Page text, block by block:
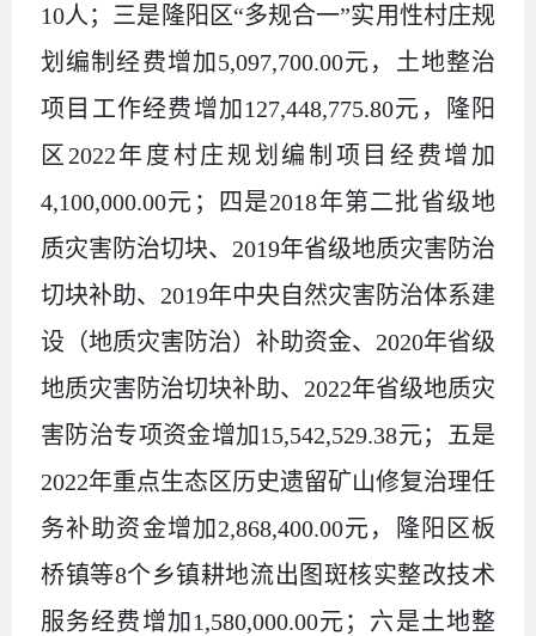
10人；三是隆阳区“多规合一”实用性村庄规
划编制经费增加5,097,700.00元，土地整治
项目工作经费增加127,448,775.80元，隆阳
区2022年度村庄规划编制项目经费增加
4,100,000.00元；四是2018年第二批省级地
质灾害防治切块、2019年省级地质灾害防治
切块补助、2019年中央自然灾害防治体系建
设（地质灾害防治）补助资金、2020年省级
地质灾害防治切块补助、2022年省级地质灾
害防治专项资金增加15,542,529.38元；五是
2022年重点生态区历史遗留矿山修复治理任
务补助资金增加2,868,400.00元，隆阳区板
桥镇等8个乡镇耕地流出图斑核实整改技术
服务经费增加1,580,000.00元；六是土地整